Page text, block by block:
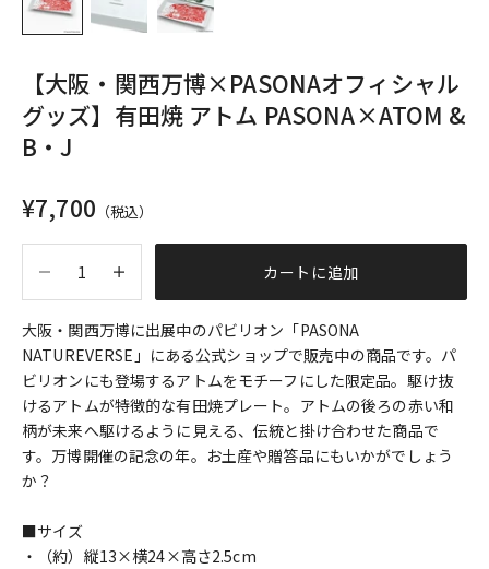
【大阪・関西万博×PASONAオフィシャル
グッズ】有田焼 アトム PASONA×ATOM &
B・J
セール価格
¥7,700 （税込）
カートに追加
大阪・関西万博に出展中のパビリオン「PASONA
NATUREVERSE」にある公式ショップで販売中の商品です。パ
ビリオンにも登場するアトムをモチーフにした限定品。駆け抜
けるアトムが特徴的な有田焼プレート。アトムの後ろの赤い和
柄が未来へ駆けるように見える、伝統と掛け合わせた商品で
す。万博開催の記念の年。お土産や贈答品にもいかがでしょう
か？
■サイズ
・（約）縦13×横24×高さ2.5cm